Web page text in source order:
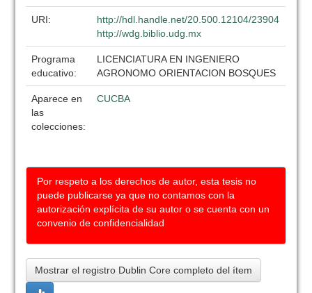
URI:
http://hdl.handle.net/20.500.12104/23904
http://wdg.biblio.udg.mx
Programa
educativo:
LICENCIATURA EN INGENIERO
AGRONOMO ORIENTACION BOSQUES
Aparece en
las
colecciones:
CUCBA
Por respeto a los derechos de autor, esta tesis no
puede publicarse ya que no contamos con la
autorización explícita de su autor o se cuenta con un
convenio de confidencialidad
Mostrar el registro Dublin Core completo del ítem